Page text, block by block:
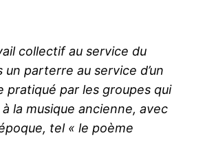
collectif au service du
parterre au service d’un
pratiqué par les groupes qui
la musique ancienne, avec
tel « le poème